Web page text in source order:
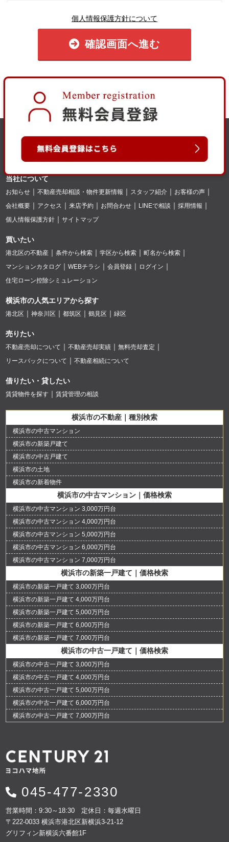
個人情報保護方針について
確認画面へ進む
当社について
お知らせ 不動産売却相談・物件更新情報 スタッフ紹介
お客様の声
会社概要
アクセス 来店予約 お問合わせ LINEで相談
採用情報
個人情報保護方針
サイトマップ
買いたい
港北区の不動産 条件から検索 学区から検索
町名から検索
マンションカタログ
WEBチラシ 会員登録
ログイン
住宅ローン控除シミュレーション
横浜市の人気エリアから探す
港北区 神奈川区 都筑区 鶴見区 緑区
売りたい
不動産売却について 不動産売却実績
無料売却査定
リースバックについて
不動産相続について
借りたい・貸したい
賃貸物件を探す 賃貸管理の相談
横浜市の不動産｜種別検索
横浜市の中古マンション
横浜市の新築戸建て
横浜市の中古戸建て
横浜市の土地
横浜市の新着物件
横浜市の中古マンション｜価格検索
横浜市の中古マンション 3,000万円台
横浜市の中古マンション 4,000万円台
横浜市の中古マンション 5,000万円台
横浜市の中古マンション 6,000万円台
横浜市の中古マンション 7,000万円台
横浜市の新築一戸建て｜価格検索
横浜市の新築一戸建て 3,000万円台
横浜市の新築一戸建て 4,000万円台
横浜市の新築一戸建て 5,000万円台
横浜市の新築一戸建て 6,000万円台
横浜市の新築一戸建て 7,000万円台
横浜市の中古一戸建て｜価格検索
横浜市の中古一戸建て 3,000万円台
横浜市の中古一戸建て 4,000万円台
横浜市の中古一戸建て 5,000万円台
横浜市の中古一戸建て 6,000万円台
横浜市の中古一戸建て 7,000万円台
045-477-2330
営業時間：9:30～18:30 定休日：毎週水曜日
〒222-0033 横浜市港北区新横浜3-21-12
グリフィン新横浜六番館1F